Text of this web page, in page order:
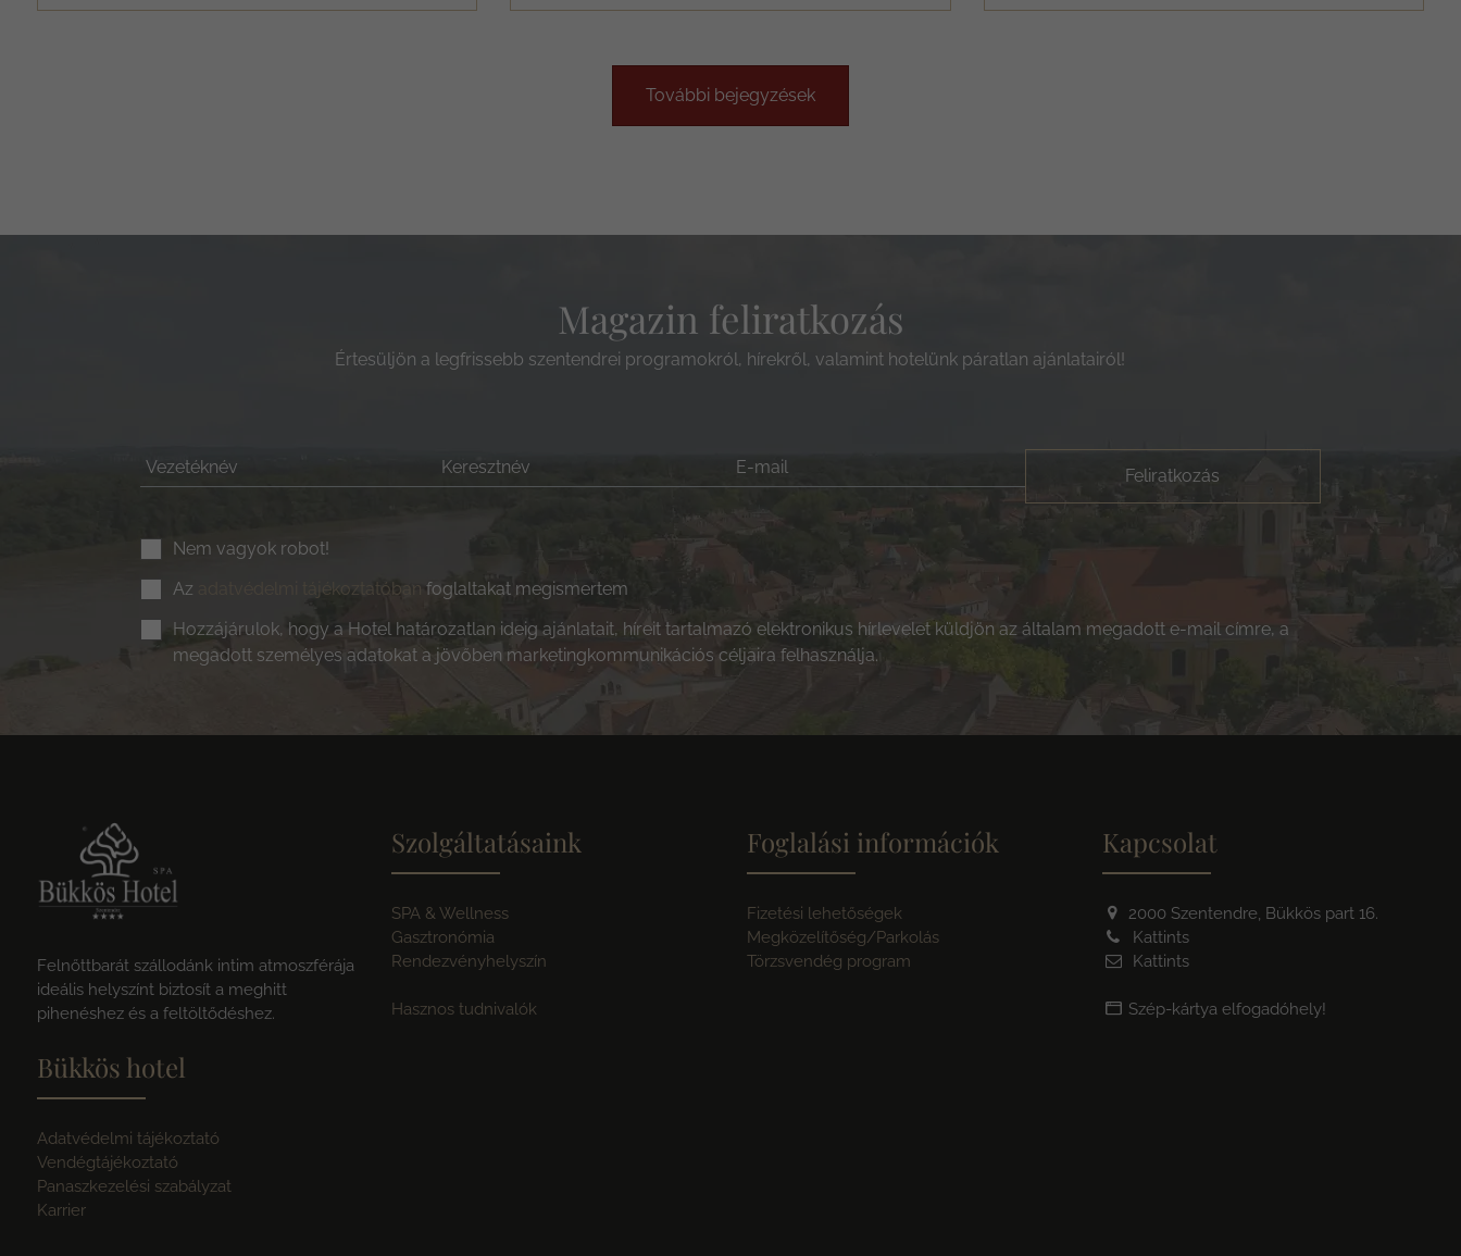
További bejegyzések
Magazin feliratkozás
Értesüljön a legfrissebb szentendrei programokról, hírekről, valamint hotelünk páratlan ajánlatairól!
Feliratkozás
Nem vagyok robot!
Az
adatvédelmi tájékoztatóban foglaltakat megismertem
Hozzájárulok, hogy a Hotel határozatlan ideig ajánlatait, híreit tartalmazó elektronikus hírlevelet küldjön az általam megadott e-mail címre, a
megadott személyes adatokat a jövőben marketingkommunikációs céljaira felhasználja.
Felnőttbarát szállodánk intim atmoszférája
ideális helyszínt biztosít a meghitt
pihenéshez és a feltöltődéshez.
Bükkös hotel
Adatvédelmi tájékoztató
Vendégtájékoztató
Panaszkezelési szabályzat
Karrier
Szolgáltatásaink
SPA & Wellness
Gasztronómia
Rendezvényhelyszín
Hasznos tudnivalók
Foglalási információk
Fizetési lehetőségek
Megközelítőség/Parkolás
Törzsvendég program
Kapcsolat
2000 Szentendre, Bükkös part 16.
Kattints
Kattints
Szép-kártya elfogadóhely!